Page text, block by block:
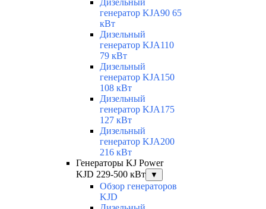
Дизельный
генератор KJA90 65
кВт
Дизельный
генератор KJA110
79 кВт
Дизельный
генератор KJA150
108 кВт
Дизельный
генератор KJA175
127 кВт
Дизельный
генератор KJA200
216 кВт
Генераторы KJ Power
KJD 229-500 кВт
▼
Обзор генераторов
KJD